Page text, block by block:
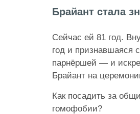
Брайант стала
Сейчас ей 81 год.
год и признавшаяся
парнёршей — и
Брайант на
Как посадить за
гомофобии?